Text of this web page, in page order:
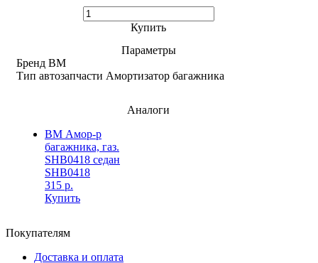
Купить
Параметры
Бренд BM
Тип автозапчасти Амортизатор багажника
Аналоги
BM Амор-р
багажника, газ.
SHB0418 седан
SHB0418
315 р.
Купить
Покупателям
Доставка и оплата